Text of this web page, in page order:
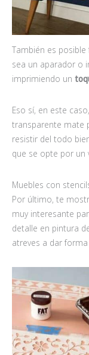
También es
sea un aparador o
imprimiendo un
Eso sí, en este
transparente mate
resistir del todo
que se opte por un
Muebles con
Por último, te
muy interesante
detalle en pintura
atreves a dar